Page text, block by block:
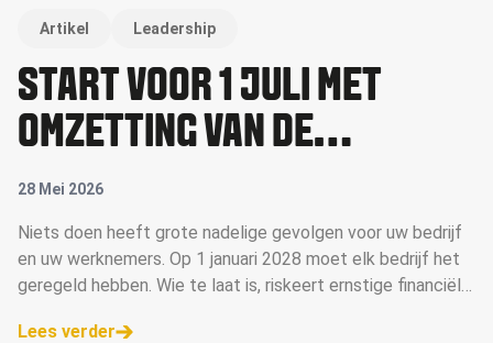
Artikel Leadership
START VÓÓR 1 JULI MET
OMZETTING VAN DE
PENSIOENREGELING
28 Mei 2026
Niets doen heeft grote nadelige gevolgen voor uw bedrijf
en uw werknemers. Op 1 januari 2028 moet elk bedrijf het
geregeld hebben. Wie te laat is, riskeert ernstige financiële
Lees verder